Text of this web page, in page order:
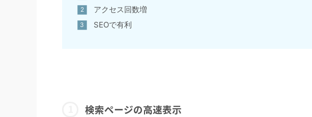
アクセス回数増
SEOで有利
検索ページの高速表示